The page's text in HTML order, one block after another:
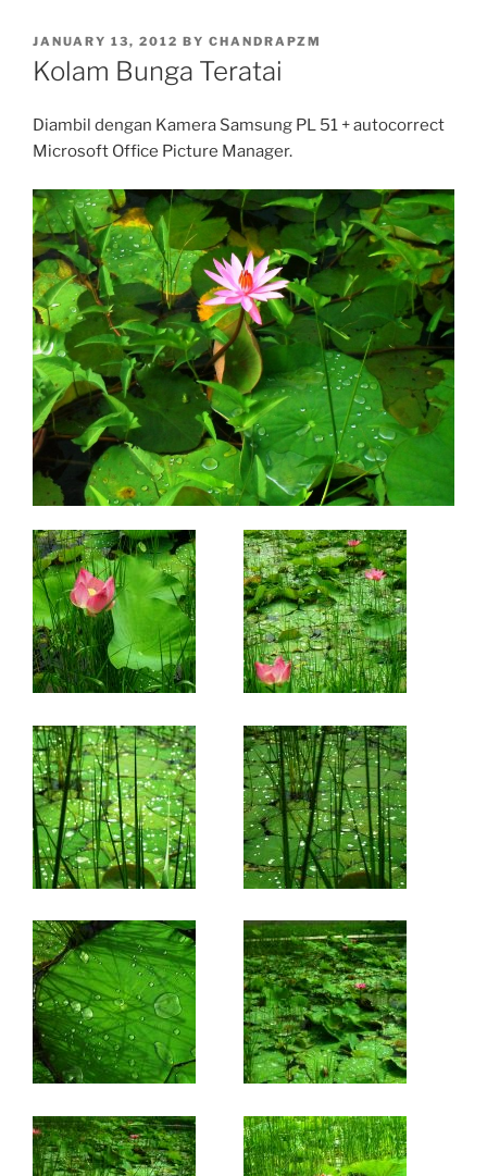
POSTED
ON
JANUARY 13, 2012 BY CHANDRAPZM
Kolam Bunga Teratai
Diambil dengan Kamera Samsung PL 51 + autocorrect
Microsoft Office Picture Manager.